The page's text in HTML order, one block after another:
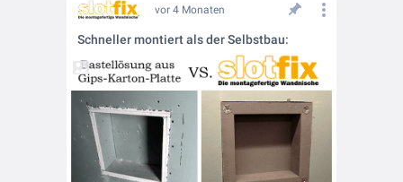
vor 4 Monaten
Schneller montiert als der Selbstbau: